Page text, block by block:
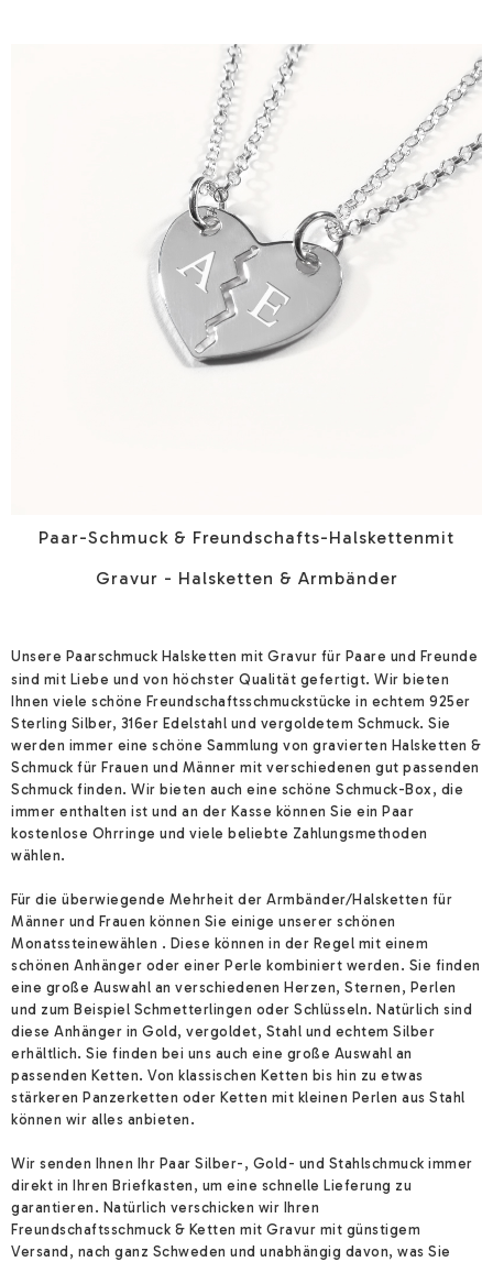
Paar-Schmuck & Freundschafts-Halskettenmit
Gravur - Halsketten & Armbänder
Unsere Paarschmuck Halsketten mit Gravur für Paare und Freunde
sind mit Liebe und von höchster Qualität gefertigt. Wir bieten
Ihnen viele schöne Freundschaftsschmuckstücke in echtem 925er
Sterling Silber, 316er Edelstahl und vergoldetem Schmuck. Sie
werden immer eine schöne Sammlung von gravierten Halsketten &
Schmuck für Frauen und Männer mit verschiedenen gut passenden
Schmuck finden. Wir bieten auch eine schöne Schmuck-Box, die
immer enthalten ist und an der Kasse können Sie ein Paar
kostenlose Ohrringe und viele beliebte Zahlungsmethoden
wählen.
Für die überwiegende Mehrheit der Armbänder/Halsketten für
Männer und Frauen können Sie einige unserer schönen
Monatssteinewählen . Diese können in der Regel mit einem
schönen Anhänger oder einer Perle kombiniert werden. Sie finden
eine große Auswahl an verschiedenen Herzen, Sternen, Perlen
und zum Beispiel Schmetterlingen oder Schlüsseln. Natürlich sind
diese Anhänger in Gold, vergoldet, Stahl und echtem Silber
erhältlich. Sie finden bei uns auch eine große Auswahl an
passenden Ketten. Von klassischen Ketten bis hin zu etwas
stärkeren Panzerketten oder Ketten mit kleinen Perlen aus Stahl
können wir alles anbieten.
Wir senden Ihnen Ihr Paar Silber-, Gold- und Stahlschmuck immer
direkt in Ihren Briefkasten, um eine schnelle Lieferung zu
garantieren. Natürlich verschicken wir Ihren
Freundschaftsschmuck & Ketten mit Gravur mit günstigem
Versand, nach ganz Schweden und unabhängig davon, was Sie